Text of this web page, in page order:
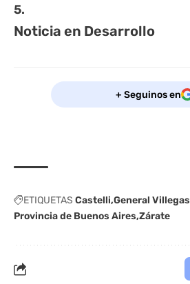
5.
Noticia en Desarrollo
+ Seguinos en
ETIQUETAS Castelli General Villegas
Provincia de Buenos Aires Zárate